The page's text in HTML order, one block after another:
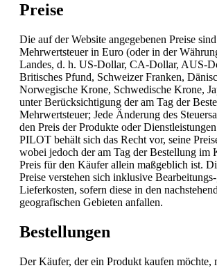
Preise
Die auf der Website angegebenen Preise
Mehrwertsteuer in Euro (oder in der
Landes, d. h. US-Dollar, CA-Dollar, AUS-
Britisches Pfund, Schweizer Franken,
Norwegische Krone, Schwedische Krone,
unter Berücksichtigung der am Tag der
Mehrwertsteuer; Jede Änderung des
den Preis der Produkte oder
PILOT behält sich das Recht vor, seine
wobei jedoch der am Tag der Bestellung im
Preis für den Käufer allein maßgeblich ist.
Preise verstehen sich inklusive
Lieferkosten, sofern diese in den
geografischen Gebieten anfallen.
Bestellungen
Der Käufer, der ein Produkt kaufen möchte,